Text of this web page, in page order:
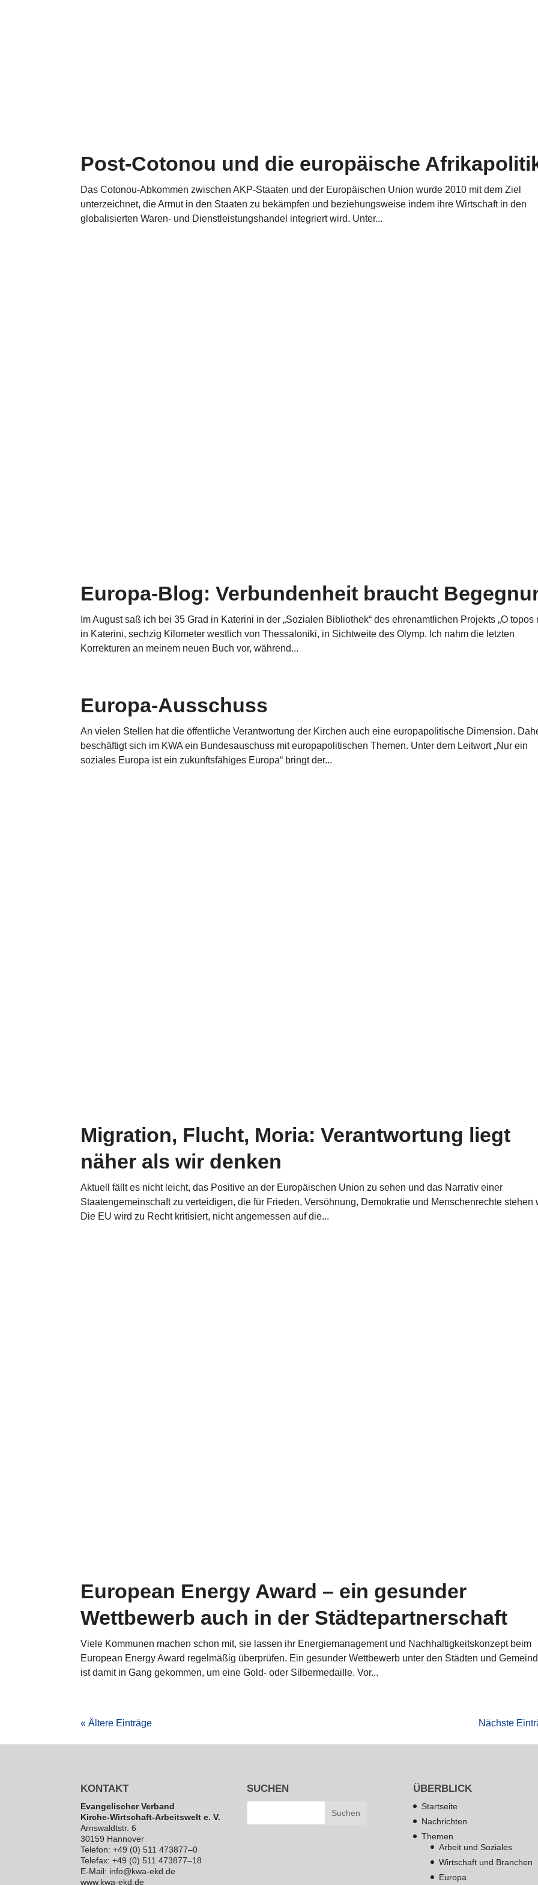
Post-Cotonou und die europäische
Das Cotonou-Abkommen zwischen AKP-Staaten und der Europäischen Union wurde 2010 mit dem Ziel
unterzeichnet, die Armut in den Staaten zu bekämpfen und beziehungsweise indem ihre Wirtschaft in den
globalisierten Waren- und Dienstleistungshandel integriert wird. Unter...
Europa-Blog: Verbundenheit braucht
Im August saß ich bei 35 Grad in Katerini in der „Sozialen Bibliothek“ des ehrenamtlichen Projekts „O topos
in Katerini, sechzig Kilometer westlich von Thessaloniki, in Sichtweite des Olymp. Ich nahm die letzten
Korrekturen an meinem neuen Buch vor, während...
Europa-Ausschuss
An vielen Stellen hat die öffentliche Verantwortung der Kirchen auch eine europapolitische Dimension.
beschäftigt sich im KWA ein Bundesauschuss mit europapolitischen Themen. Unter dem Leitwort „Nur ein
soziales Europa ist ein zukunftsfähiges Europa“ bringt der...
Migration, Flucht, Moria: Verantwortung liegt
näher als wir denken
Aktuell fällt es nicht leicht, das Positive an der Europäischen Union zu sehen und das Narrativ einer
Staatengemeinschaft zu verteidigen, die für Frieden, Versöhnung, Demokratie und Menschenrechte stehen
Die EU wird zu Recht kritisiert, nicht angemessen auf die...
European Energy Award – ein gesunder
Wettbewerb auch in der Städtepartnerschaft
Viele Kommunen machen schon mit, sie lassen ihr Energiemanagement und Nachhaltigkeitskonzept beim
European Energy Award regelmäßig überprüfen. Ein gesunder Wettbewerb unter den Städten und
ist damit in Gang gekommen, um eine Gold- oder Silbermedaille. Vor...
« Ältere Einträge Nächste
KONTAKT
Evan­ge­li­scher Verband
Kirche-Wirt­schaft-Arbeits­welt e. V.
Arns­waldt­str. 6
30159 Hannover
Telefon: +49 (0) 511 473877–0
Telefax: +49 (0) 511 473877–18
E‑Mail: info@kwa-ekd.de
www.kwa-ekd.de
SUCHEN ÜBERBLICK
Startseite
Nachrichten
Themen
Arbeit und Soziales
Wirtschaft und Branchen
Europa